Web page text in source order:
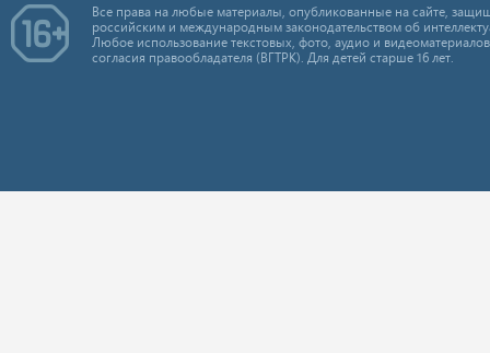
Все права на любые материалы, опубликованные на сайте,
российским и международным законодательством об
Любое использование текстовых, фото, аудио и
согласия правообладателя (ВГТРК). Для детей старше 16 лет.